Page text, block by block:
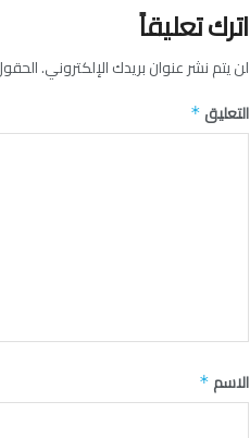
اترك تعليقاً
لن يتم نشر عنوان بريدك الإلكتروني.
التعليق *
الاسم *